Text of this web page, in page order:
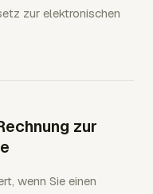
zur elektronischen
zur
wenn Sie einen